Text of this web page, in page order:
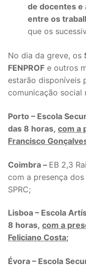
de docentes e
entre os
que os
No dia da greve, os
FENPROF e outros
estarão disponíveis
comunicação social
Porto – Escola
das 8 horas, com a
Francisco
Coimbra – EB 2,3
com a presença
SPRC;
Lisboa – Escola
8 horas, com a
Feliciano Costa;
Évora – Escola